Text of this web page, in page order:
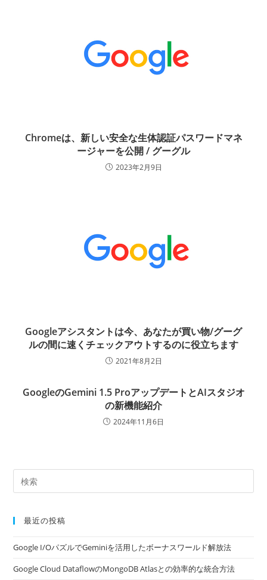
Chromeは、新しい安全な生体認証パスワードマネ
ージャーを公開 / グーグル
2023年2月9日
Googleアシスタントは今、あなたが買い物/グーグ
ルの間に速くチェックアウトするのに役立ちます
2021年8月2日
GoogleのGemini 1.5 ProアップデートとAIスタジオ
の新機能紹介
2024年11月6日
最近の投稿
Google I/OパズルでGeminiを活用したボーナスワールド解放法
Google Cloud DataflowのMongoDB Atlasとの効率的な統合方法